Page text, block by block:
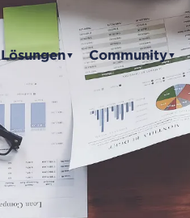
Lösungen▼ Community▼